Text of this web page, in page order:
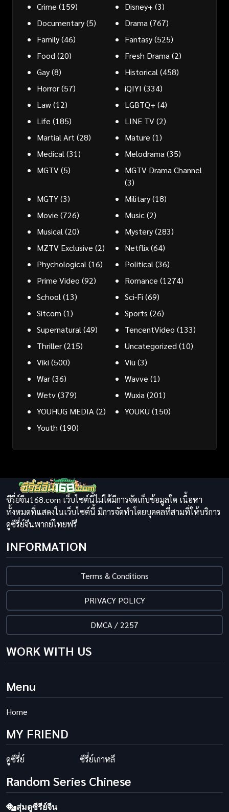
Crime (159) Disney+ (3)
Documentary(5) Drama (767)
Family(46) Fantasy(525)
Food (20) Fresh Drama (2)
Gay(8) Historical (458)
Horror(57) iQIYI (334)
Law(12) LGBTQ+ (4)
Life (185) LINE TV(2)
Martial Art (28) Mature (1)
Medical (31) Melodrama (35)
MGTV(5)
MGTV Drama Channel
(3)
MGTY(3) Military(18)
Movie (726) Music(2)
Musical (20) Mystery(283)
MZTV Exclusive (2) Netflix(64)
Phychological (16) Political (36)
Prime Video (92) Romance (1274)
School (13) Sci-Fi (69)
Sitcom (1) Sports (26)
Supernatural (49) TencentVideo (133)
Thriller(215) Uncategorized (10)
Viki (500) Viu (3)
War(36) Wavve (1)
Wetv(379) Wuxia (201)
YOUHUG MEDIA (2) YOUKU (150)
Youth (190)
ซีรี่ย์จีน168.com เว็บไซต์นี้ไม่ได้มีการจัดเก็บข้อมูลใด เนื้อหา
ทั้งหมดที่แสดงในเว็บไซต์นี้ มีการจัดทำโดยบุคคลที่สามที่ให้บริการ
ดูซีรี่ย์จีนพากย์ไทยฟรี
INFORMATION
Terms & Conditions
PRIVACY POLICY
DMCA / 2257
WORK WITH US
Menu
Home
MY FRIEND
ดูซีรี่ย์ ซีรี่ย์เกาหลี
Random Series Chinese
สุ่มดูซีรีย์จีน